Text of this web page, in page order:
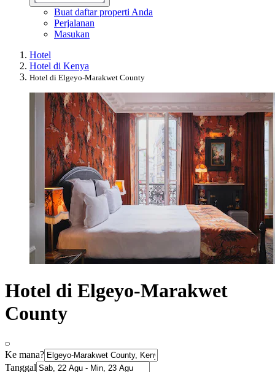
Buat daftar properti Anda
Perjalanan
Masukan
Hotel
Hotel di Kenya
Hotel di Elgeyo-Marakwet County
Hotel di Elgeyo-Marakwet
County
Ke mana?
Tanggal